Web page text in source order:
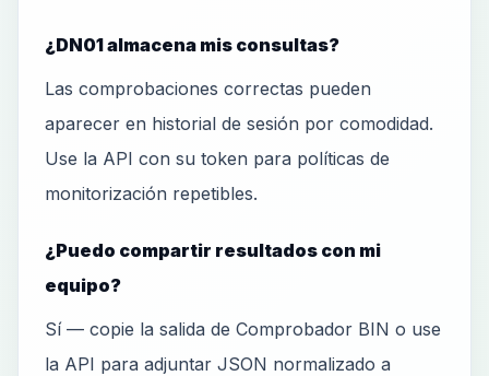
¿DN01 almacena mis consultas?
Las comprobaciones correctas pueden
aparecer en historial de sesión por comodidad.
Use la API con su token para políticas de
monitorización repetibles.
¿Puedo compartir resultados con mi
equipo?
Sí — copie la salida de Comprobador BIN o use
la API para adjuntar JSON normalizado a